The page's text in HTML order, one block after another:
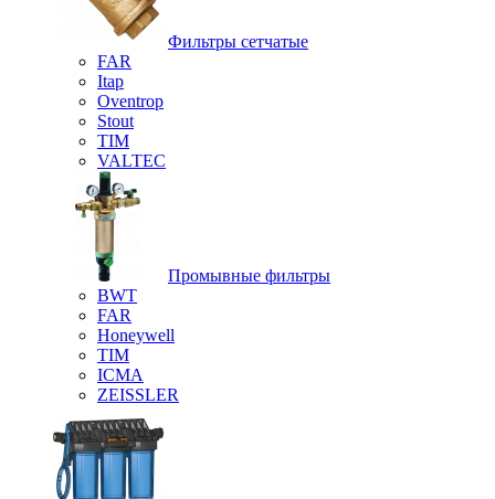
Фильтры сетчатые
FAR
Itap
Oventrop
Stout
TIM
VALTEC
Промывные фильтры
BWT
FAR
Honeywell
TIM
ICMA
ZEISSLER